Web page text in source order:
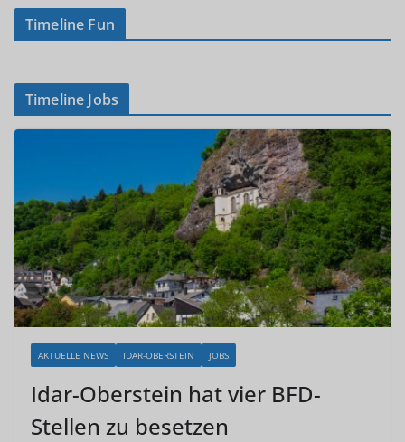
Timeline Fun
Timeline Jobs
AKTUELLE NEWS IDAR-OBERSTEIN JOBS
Idar-Oberstein hat vier BFD-
Stellen zu besetzen